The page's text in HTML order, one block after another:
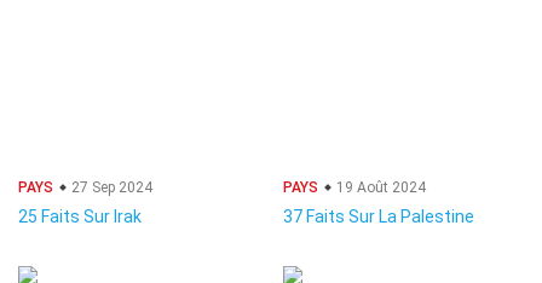
PAYS 27 Sep 2024
25 Faits Sur Irak
PAYS 19 Août 2024
37 Faits Sur La Palestine